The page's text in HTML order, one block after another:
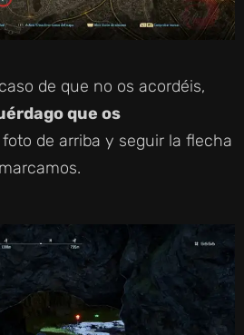
de que no os acordéis,
que os
de arriba y seguir la flecha